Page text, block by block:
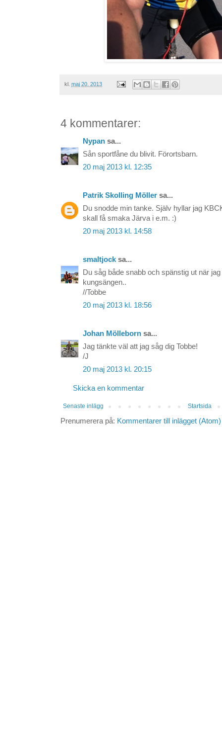
kl. maj 20, 2013
4 kommentarer:
Nypan sa...
Sån sportfåne du blivit. Förortsbarn.
20 maj 2013 kl. 12:35
Patrik Skolling Möller sa...
Du snodde min tanke. Själv hyllar jag
skall få smaka Järva i e.m. :)
20 maj 2013 kl. 14:58
smaltjock sa...
Du såg både snabb och spänstig ut när
kungsängen..
//Tobbe
20 maj 2013 kl. 18:56
Johan Mölleborn sa...
Jag tänkte väl att jag såg dig Tobbe!
/J
20 maj 2013 kl. 20:15
Skicka en kommentar
Senaste inlägg Startsida
Prenumerera på: Kommentarer till inlägget (Atom)